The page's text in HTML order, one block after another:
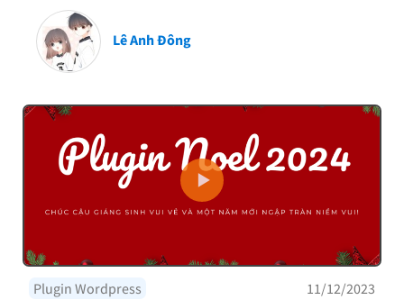
Lê Anh Đông
Plugin Wordpress 11/12/2023